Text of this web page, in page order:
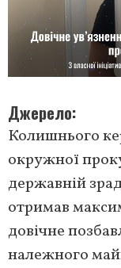
Джерело
Колишнього
окружної
державній
отримав
довічне
належного